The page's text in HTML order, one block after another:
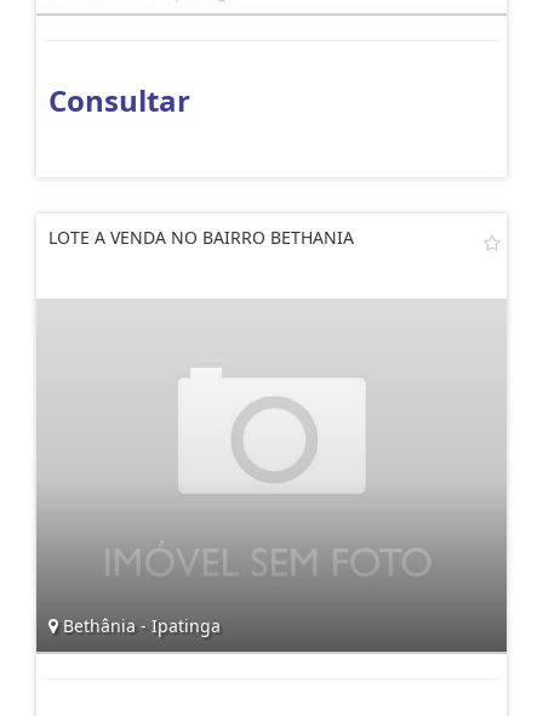
Consultar
LOTE A VENDA NO BAIRRO BETHANIA
Bethânia - Ipatinga